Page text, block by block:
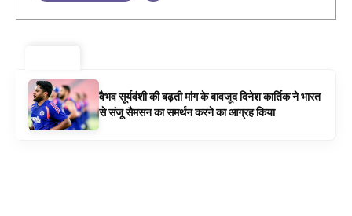
वैभव सूर्यवंशी की बढ़ती मांग के बावजूद दिनेश कार्तिक ने भारत
से संजू सैमसन का समर्थन करने का आग्रह किया